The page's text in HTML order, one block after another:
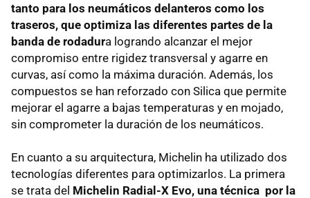
tanto para los neumáticos delanteros como los
traseros, que optimiza las diferentes partes de la
banda de rodadura logrando alcanzar el mejor
compromiso entre rigidez transversal y agarre en
curvas, así como la máxima duración. Además, los
compuestos se han reforzado con Silica que permite
mejorar el agarre a bajas temperaturas y en mojado,
sin comprometer la duración de los neumáticos.
En cuanto a su arquitectura, Michelin ha utilizado dos
tecnologías diferentes para optimizarlos. La primera
se trata del Michelin Radial-X Evo, una técnica por la